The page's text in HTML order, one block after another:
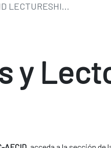
SCHOLARSHIPS AND LECTURESHIPS
y